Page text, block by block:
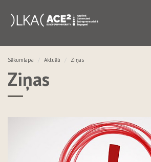
Sākumlapa Aktuāli Ziņas
Ziņas